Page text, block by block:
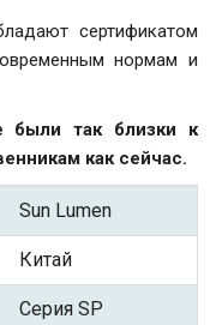
сертификатом
нормам и
были так близки к
как сейчас.
Sun Lumen
Китай
Серия SP